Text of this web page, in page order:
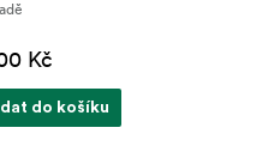
Kč
do košíku